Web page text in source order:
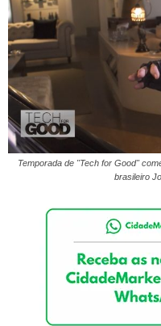
Temporada de "Tech for Good"
brasileiro